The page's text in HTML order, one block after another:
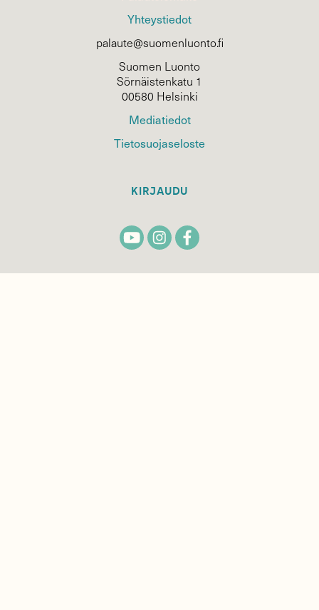
Yhteystiedot
palaute@suomenluonto.fi
Suomen Luonto
Sörnäistenkatu 1
00580 Helsinki
Mediatiedot
Tietosuojaseloste
KIRJAUDU